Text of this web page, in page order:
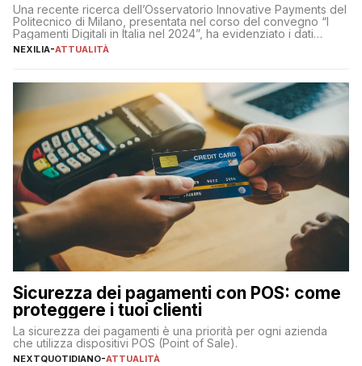
Una recente ricerca dell’Osservatorio Innovative Payments del
Politecnico di Milano, presentata nel corso del convegno “I
Pagamenti Digitali in Italia nel 2024”, ha evidenziato i dati
definitivi del primo semestre 2024 relativamente alle
NEXILIA-ATTUALITÀ
Sicurezza dei pagamenti con POS: come
proteggere i tuoi clienti
La sicurezza dei pagamenti è una priorità per ogni azienda
che utilizza dispositivi POS (Point of Sale).
NEXTQUOTIDIANO-ATTUALITÀ